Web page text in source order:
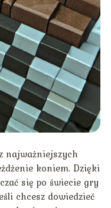
najważniejszych
koniem. Dzięki
się po świecie gry
chcesz dowiedzieć